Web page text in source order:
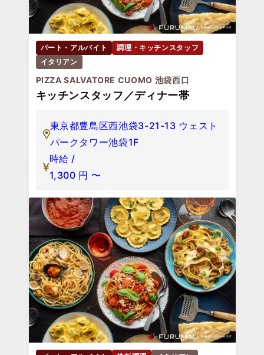
パート・アルバイト
調理・キッチンスタッフ
イタリアン
PIZZA SALVATORE CUOMO 池袋西口
キッチンスタッフ／ディナー帯
東京都豊島区西池袋3-21-13 ウェスト
パークタワー池袋1F
時給 /
1,300 円 〜